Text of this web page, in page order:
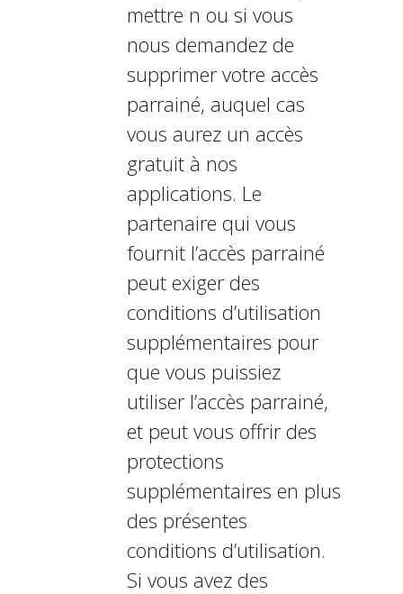
mettre fin ou si vous
nous demandez de
supprimer votre accès
parrainé, auquel cas
vous aurez un accès
gratuit à nos
applications. Le
partenaire qui vous
fournit l’accès parrainé
peut exiger des
conditions d’utilisation
supplémentaires pour
que vous puissiez
utiliser l’accès parrainé,
et peut vous offrir des
protections
supplémentaires en plus
des présentes
conditions d’utilisation.
Si vous avez des